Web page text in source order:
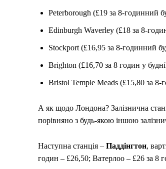
Peterborough (£19 за 8-годинний
Edinburgh Waverley (£18 за 8-
Stockport (£16,95 за 8-годинний
Brighton (£16,70 за 8 годин у
Bristol Temple Meads (£15,80 за 8-
А як щодо Лондона? Залізнична
порівняно з будь-якою іншою
Наступна станція – Паддінгтон,
годин – £26,50; Ватерлоо – £26 за 8